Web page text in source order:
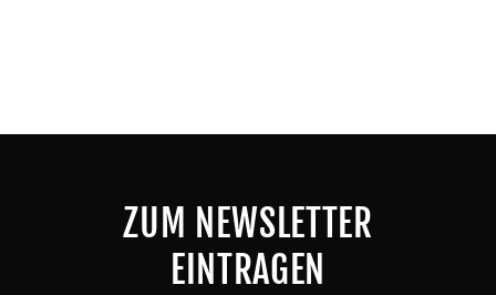
ZUM NEWSLETTER
EINTRAGEN